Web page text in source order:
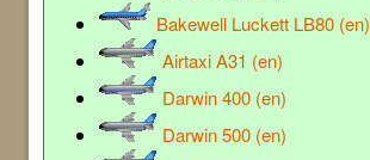
Bakewell Luckett LB80 (en)
Airtaxi A31 (en)
Darwin 400 (en)
Darwin 500 (en)